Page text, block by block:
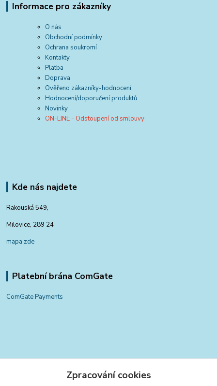
Informace pro zákazníky
O nás
Obchodní podmínky
Ochrana soukromí
Kontakty
Platba
Doprava
Ověřeno zákazníky-hodnocení
Hodnocení/doporučení produktů
Novinky
ON-LINE - Odstoupení od smlouvy
Kde nás najdete
Rakouská 549,
Milovice, 289 24
mapa zde
Platební brána ComGate
ComGate Payments
Zpracování cookies